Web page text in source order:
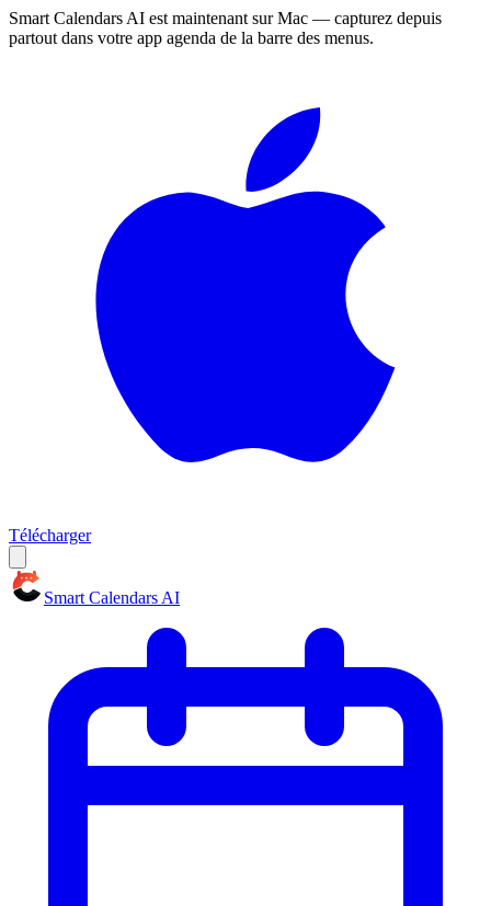
Smart Calendars AI est maintenant sur Mac — capturez depuis
partout dans votre app agenda de la barre des menus.
Télécharger
Smart Calendars AI